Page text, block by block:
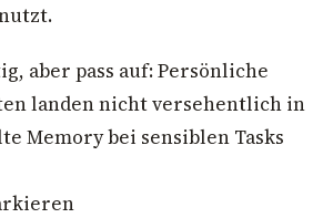
aber pass auf: Persönliche
landen nicht versehentlich in
Memory bei sensiblen Tasks